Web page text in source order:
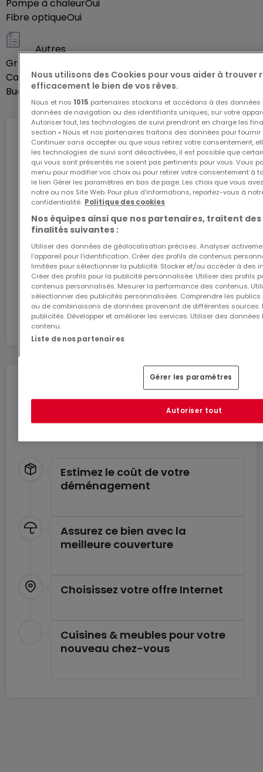
soigné et tranquille.
Vivez dans un cadre confortable au vieux cœur du
vendus SANS COMMISSION, directement à nos
clients.
Tout simplement fantastique :
Les tailles des appartements vont d'environ 58 à
127 m² ; certains ont des pièces avec une hauteur
sous plafond plus élevée. De grandes fenêtres
dans tous les appartements enrichissent votre
confort de vie. Des fenêtres Velux avec pare-soleil
électrique supplémentaires complètent
agréablement l'éclairage dans les combles.
Vivre en communauté, mais sans obligation, est
tout aussi valorisé que d'avoir son propre espace
privé de terrasse ou de balcon.
Des joyaux, soigneusement planifiés, recherchent
qualité en matière d'insonorisation et de
protection thermique est assuré par la
construction massive ; une technologie
énergétique économe et écologique (pompe à
chaleur géothermique, installation d'un système
chauffage au sol, ventilation contrôlée) et des
matériaux de construction de haute qualité offrent
La décision d'installer un ascenseur contribue
calme et attractif, à proximité du château de
Senningen. Une architecture moderne et stylée, qui
Pompe à chaleurOui
Fibre optiqueOui
Autres
Grenier
Cave
Oui
BuanderieOui
Internet
L'internet Giga : l'Internet à domicile
Bénéficiez d’1 mois d’internet gratuit avec le code
ATHOME26 sur le réseau le plus rapide du
Luxembourg.
J’y vais
En partenariat avec
Déménagez en toute
tranquillité
Profitez de ces services pour un déménagement
en toute sérénité.
Estimez le coût de votre
déménagement
Assurez ce bien avec la
meilleure couverture
Choisissez votre offre Internet
Cuisines & meubles pour votre
nouveau chez-vous
Nous utilisons des Cookies pour vous aider à trouver
efficacement le bien de vos rêves.
Nous et nos 1015 partenaires stockons et accédons à des
données de navigation ou des identifiants uniques, sur votre
Autoriser tout, les technologies de suivi prendront en charge les
section « Nous et nos partenaires traitons des données pour fournir
Continuer sans accepter ou que vous retirez votre consentement,
les technologies de suivi sont désactivées, il est possible que
qui vous sont présentés ne soient pas pertinents pour vous. Vous
menu pour modifier vos choix ou pour retirer votre consentement à
le lien Gérer les paramètres en bas de page. Les choix que vous
notre ou nos Site Web. Pour plus d’informations, reportez-vous à
confidentialité. Politique des cookies
Nos équipes ainsi que nos partenaires, traitent
finalités suivantes :
Utiliser des données de géolocalisation précises. Analyser
l’appareil pour l’identification. Créer des profils de contenus
limitées pour sélectionner la publicité. Stocker et/ou accéder à des
Créer des profils pour la publicité personnalisée. Utiliser des profils
contenus personnalisés. Mesurer la performance des contenus.
sélectionner des publicités personnalisées. Comprendre les
ou de combinaisons de données provenant de différentes sources.
publicités. Développer et améliorer les services. Utiliser des
contenu.
Liste de nos partenaires
Gérer les paramètres
Autoriser tout